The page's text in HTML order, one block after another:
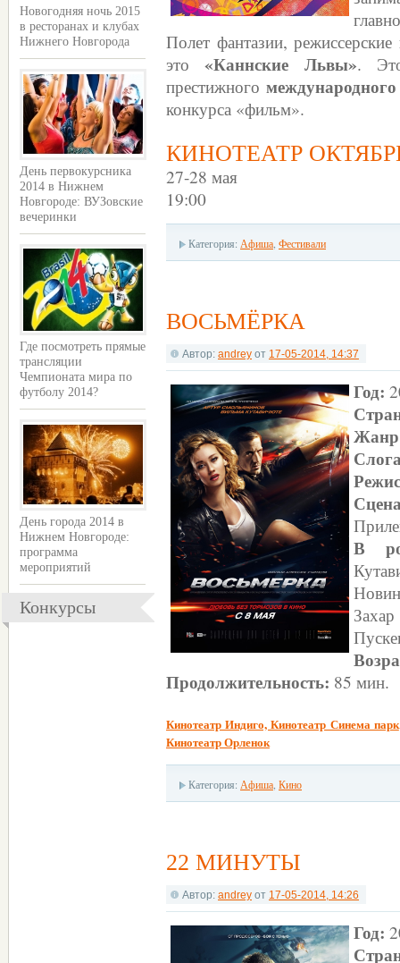
Новогодняя ночь 2015
в ресторанах и клубах
Нижнего Новгорода
День первокурсника
2014 в Нижнем
Новгороде: ВУЗовские
вечеринки
Где посмотреть прямые
трансляции
Чемпионата мира по
футболу 2014?
День города 2014 в
Нижнем Новгороде:
программа
мероприятий
Конкурсы
Полет фантазии,
это«Каннские Львы».
престижного
конкурса «фильм».
КИНОТЕАТР
27-28 мая
19:00
Категория: Афиша, Фестивали
ВОСЬМЁРКА
Автор: andrey от 17-05-2014, 14:37
Год:
В
Продолжительность: 85 мин.
Кинотеатр Индиго, Кинотеатр Синема парк
Кинотеатр Орленок
Категория: Афиша, Кино
22 МИНУТЫ
Автор: andrey от 17-05-2014, 14:26
Год: